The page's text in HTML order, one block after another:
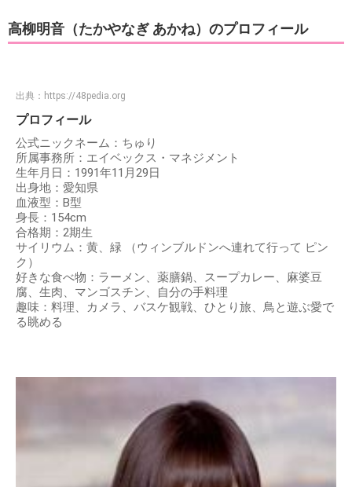
高柳明音（たかやなぎ あかね）のプロフィール
出典： https://48pedia.org
プロフィール
公式ニックネーム：ちゅり
所属事務所：エイベックス・マネジメント
生年月日：1991年11月29日
出身地：愛知県
血液型：B型
身長：154cm
合格期：2期生
サイリウム：黄、緑 （ウィンブルドンへ連れて行って ピン
ク）
好きな食べ物：ラーメン、薬膳鍋、スープカレー、麻婆豆
腐、生肉、マンゴスチン、自分の手料理
趣味：料理、カメラ、バスケ観戦、ひとり旅、鳥と遊ぶ愛で
る眺める